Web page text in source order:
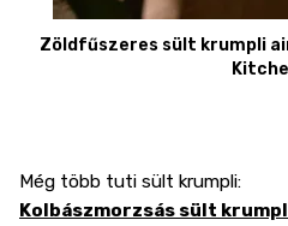
Zöldfűszeres sült krumpli
Még több tuti sült krumpli:
Kolbászmorzsás sült